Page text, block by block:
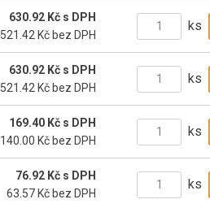
630.92 Kč s DPH
521.42 Kč bez DPH
ks
630.92 Kč s DPH
521.42 Kč bez DPH
ks
169.40 Kč s DPH
140.00 Kč bez DPH
ks
76.92 Kč s DPH
63.57 Kč bez DPH
ks